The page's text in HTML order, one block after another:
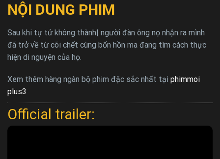
NỘI DUNG PHIM
Sau khi tự tử không thành| người đàn ông nọ nhận ra mình
đã trở về từ cõi chết cùng bốn hồn ma đang tìm cách thực
hiện di nguyện của họ.
Xem thêm hàng ngàn bộ phim đặc sắc nhất tại phimmoi
plus3
Official trailer: